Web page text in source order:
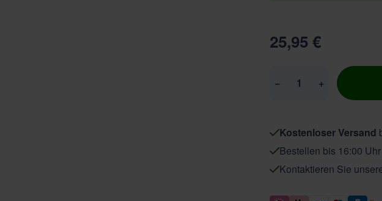
25,95 €
− +
Kostenloser Versand
Bestellen bis 16:00
Kontaktieren Sie